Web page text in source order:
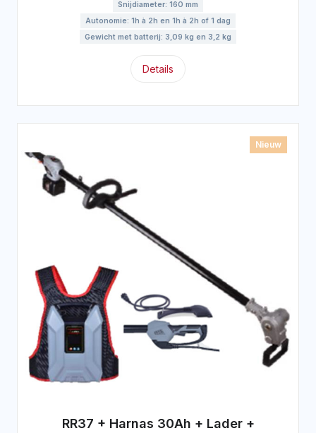
Snijdiameter: 160 mm
Autonomie: 1h à 2h en 1h à 2h of 1 dag
Gewicht met batterij: 3,09 kg en 3,2 kg
Details
Nieuw
RR37 + Harnas 30Ah + Lader +